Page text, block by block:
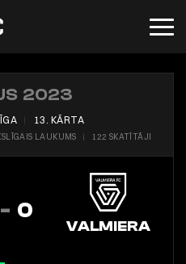
2023
︱ 13. KĀRTA
LAUKUMS ︱ 122 SKATĪTĀJI
- 0
VALMIERA